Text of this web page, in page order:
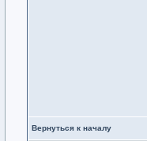
Вернуться к началу